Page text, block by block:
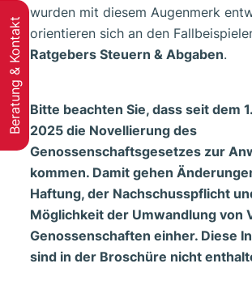
Beratung & Kontakt
wurden mit diesem Augenmerk
orientieren sich an den
Ratgebers Steuern & Abgaben.
Bitte beachten Sie, dass seit dem
2025 die Novellierung des
Genossenschaftsgesetzes zur
kommen. Damit gehen
Haftung, der Nachschusspflicht
Möglichkeit der Umwandlung von
Genossenschaften einher. Diese
sind in der Broschüre nicht